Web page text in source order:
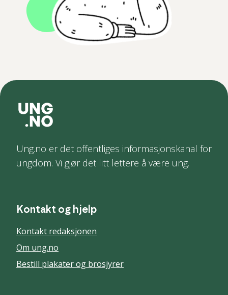
Ung.no er det offentliges informasjonskanal for
ungdom. Vi gjør det litt lettere å være ung.
Kontakt og hjelp
Kontakt redaksjonen
Om ung.no
Bestill plakater og brosjyrer